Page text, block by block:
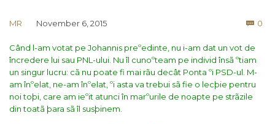
MR November 6, 2015  0
Când l-am votat pe Johannis preºedinte, nu i-am dat un vot de
încredere lui sau PNL-ului. Nu îl cunoºteam pe individ însã ºtiam
un singur lucru: cã nu poate fi mai rãu decât Ponta ºi PSD-ul. M-
am înºelat, ne-am înºelat, ºi asta va trebui sã fie o lecþie pentru
noi toþi, care am ieºit atunci în marºurile de noapte pe strãzile
din toatã þara sã îl susþinem.